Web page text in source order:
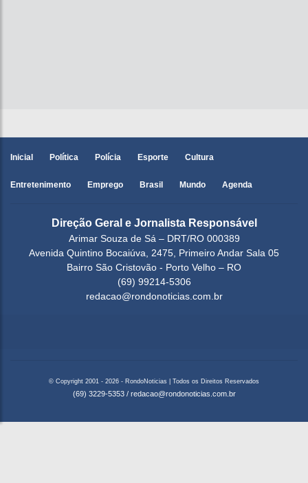
Inicial Política Polícia Esporte Cultura
Entretenimento Emprego Brasil Mundo Agenda
Direção Geral e Jornalista Responsável
Arimar Souza de Sá – DRT/RO 000389
Avenida Quintino Bocaiúva, 2475, Primeiro Andar Sala 05
Bairro São Cristovão - Porto Velho – RO
(69) 99214-5306
redacao@rondonoticias.com.br
© Copyright 2001 - 2026 - RondoNoticias | Todos os Direitos Reservados
(69) 3229-5353 / redacao@rondonoticias.com.br